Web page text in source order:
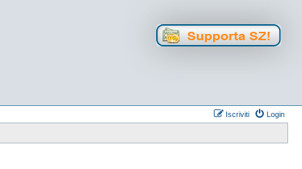
Login
Iscriviti